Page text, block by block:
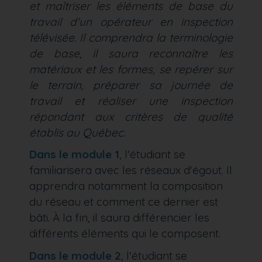
et maîtriser les éléments de base du
travail d'un opérateur en inspection
télévisée. Il comprendra la terminologie
de base, il saura reconnaître les
matériaux et les formes, se repérer sur
le terrain, préparer sa journée de
travail et réaliser une inspection
répondant aux critères de qualité
établis au Québec.
Dans le module 1, l'étudiant se
familiarisera avec les réseaux d'égout. Il
apprendra notamment la composition
du réseau et comment ce dernier est
bâti. À la fin, il saura différencier les
différents éléments qui le composent.
Dans le module 2, l'étudiant se